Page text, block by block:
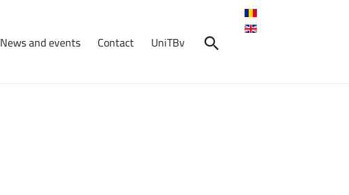
News and events Contact UniTBv